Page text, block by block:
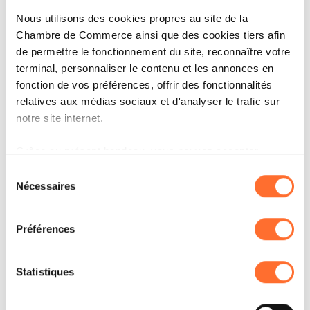
Nous utilisons des cookies propres au site de la
Chambre de Commerce ainsi que des cookies tiers afin
de permettre le fonctionnement du site, reconnaître votre
terminal, personnaliser le contenu et les annonces en
fonction de vos préférences, offrir des fonctionnalités
relatives aux médias sociaux et d'analyser le trafic sur
notre site internet.
Grâce au présent bandeau, vous pouvez accepter,
à l’exception des cookies strictement nécessaires au
fonctionnement du site. Une description des différents
cookies est accessible sous l’onglet « Détails » ci-
dessus.
Il est précisé que la navigation sur le site et certaines
fonctionnalités (ex : lecture de vidéos, partage sur les
Nécessaires
Préférences
Statistiques
ARTICLES ASSOCIÉS